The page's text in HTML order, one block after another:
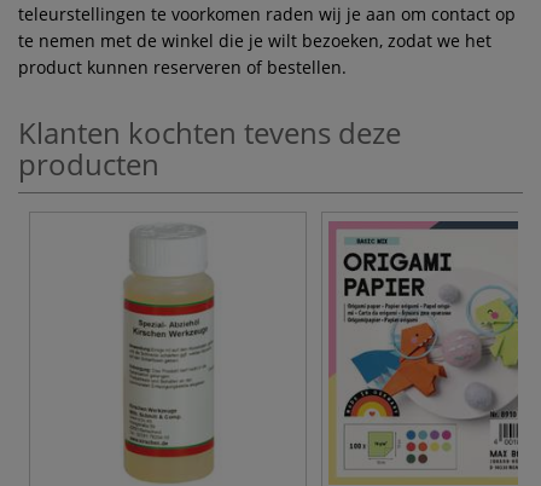
teleurstellingen te voorkomen raden wij je aan om contact op
te nemen met de winkel die je wilt bezoeken, zodat we het
product kunnen reserveren of bestellen.
Klanten kochten tevens deze
producten